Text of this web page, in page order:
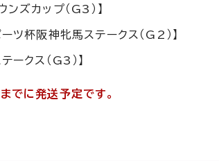
ズカップ（G3）】
ツ杯阪神牝馬ステークス（G2）】
ークス（G3）】
でに発送予定です。